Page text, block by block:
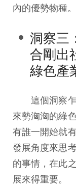
內的優勢物種。
洞察三
合剛出
綠色產
這個洞察乍
來勢洶洶的綠
有誰一開始就
發展角度來思
的事情，在此
展來得重要。